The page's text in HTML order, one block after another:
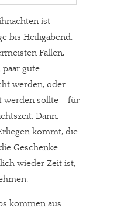
ist
bis Heiligabend.
Fällen,
gute
werden, oder
werden sollte – für
Dann,
kommt, die
Geschenke
wieder Zeit ist,
kommen aus